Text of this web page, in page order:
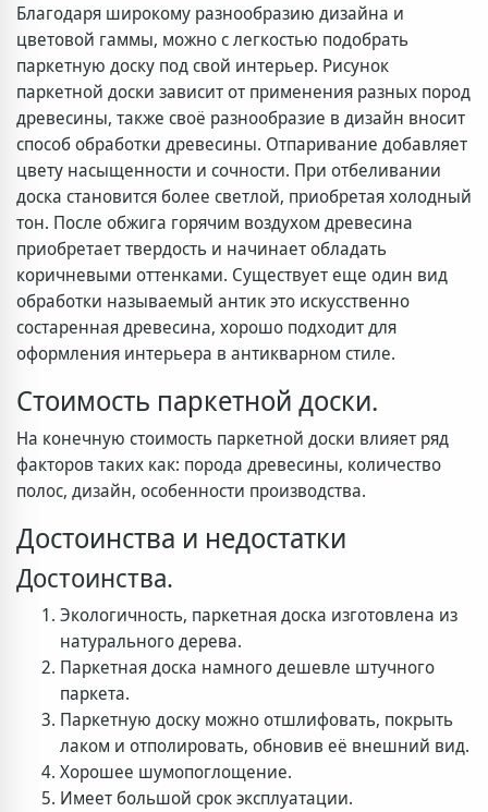
Благодаря широкому разнообразию дизайна и
цветовой гаммы, можно с легкостью подобрать
паркетную доску под свой интерьер. Рисунок
паркетной доски зависит от применения разных пород
древесины, также своё разнообразие в дизайн вносит
способ обработки древесины. Отпаривание добавляет
цвету насыщенности и сочности. При отбеливании
доска становится более светлой, приобретая холодный
тон. После обжига горячим воздухом древесина
приобретает твердость и начинает обладать
коричневыми оттенками. Существует еще один вид
обработки называемый антик это искусственно
состаренная древесина, хорошо подходит для
оформления интерьера в антикварном стиле.
Стоимость паркетной доски.
На конечную стоимость паркетной доски влияет ряд
факторов таких как: порода древесины, количество
полос, дизайн, особенности производства.
Достоинства и недостатки
Достоинства.
Экологичность, паркетная доска изготовлена из
натурального дерева.
Паркетная доска намного дешевле штучного
паркета.
Паркетную доску можно отшлифовать, покрыть
лаком и отполировать, обновив её внешний вид.
Хорошее шумопоглощение.
Имеет большой срок эксплуатации.